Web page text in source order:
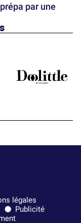
par une
légales
Publicité